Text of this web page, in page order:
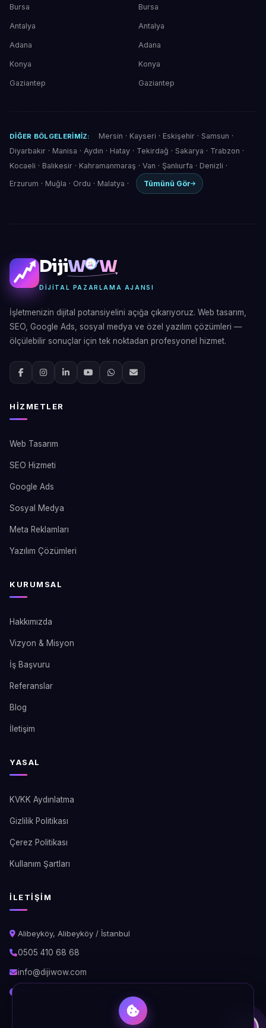
Bursa
Antalya
Adana
Konya
Gaziantep
Bursa
Antalya
Adana
Konya
Gaziantep
DIĞER BÖLGELERIMIZ: Mersin · Kayseri · Eskişehir· Samsun ·
Diyarbakır · Manisa · Aydın · Hatay · Tekirdağ · Sakarya · Trabzon ·
Kocaeli · Balıkesir · Kahramanmaraş · Van · Şanlıurfa · Denizli ·
Erzurum · Muğla · Ordu · Malatya · Tümünü Gör
DijiW W
DIJITAL PAZARLAMA AJANSI
İşletmenizin dijital potansiyelini açığa çıkarıyoruz. Web tasarım,
SEO, Google Ads, sosyal medya ve özel yazılım çözümleri —
ölçülebilir sonuçlar için tek noktadan profesyonel hizmet.
HIZMETLER
Web Tasarım
SEO Hizmeti
Google Ads
Sosyal Medya
Meta Reklamları
Yazılım Çözümleri
KURUMSAL
Hakkımızda
Vizyon & Misyon
İş Başvuru
Referanslar
Blog
İletişim
YASAL
KVKK Aydınlatma
Gizlilik Politikası
Çerez Politikası
Kullanım Şartları
İLETIŞIM
Alibeyköy, Alibeyköy / İstanbul
0505 410 68 68
info@dijiwow.com